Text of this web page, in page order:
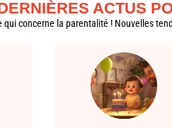
ACTUS
qui concerne la parentalité ! Nouvelles